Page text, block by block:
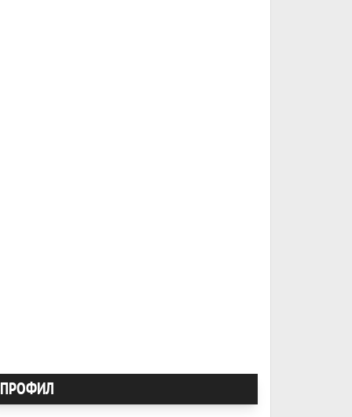
ПРОФИЛ